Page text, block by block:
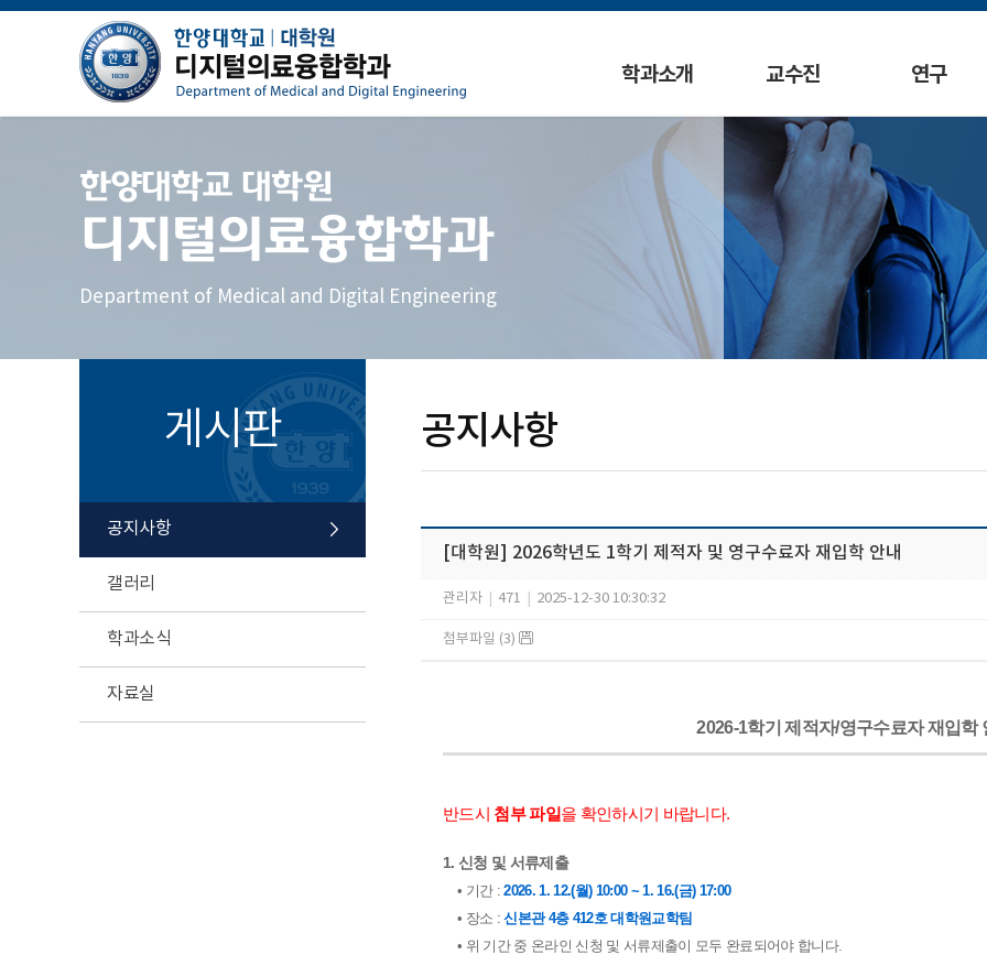
학과소개 교수진 연구
한양대학교 대학원
디지털의료융합학과
Department of Medical and Digital Engineering
게시판
공지사항
갤러리
학과소식
자료실
공지사항
[대학원] 2026학년도 1학기 제적자 및 영구수료자 재입학 안내
관리자 471 2025-12-30 10:30:32
첨부파일 (3)
2026-1학기 제적자/영구수료자 재입학
반드시 첨부 파일을 확인하시기 바랍니다.
1. 신청 및 서류제출
• 기간 :2026. 1. 12.(월) 10:00 ~ 1. 16.(금) 17:00
• 장소 :신본관 4층 412호 대학원교학팀
• 위 기간 중 온라인 신청 및 서류제출이 모두 완료되어야 합니다.